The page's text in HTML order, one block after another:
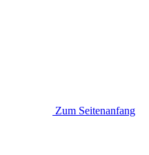
Zum Seitenanfang